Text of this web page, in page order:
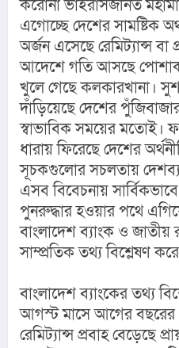
করোনা ভাইরাসজনিত
এগোচ্ছে দেশের সামষ্টিক
অর্জন এসেছে রেমিট্যান্স
আদেশে গতি আসছে
খুলে গেছে কলকারখানা।
দাঁড়িয়েছে দেশের
স্বাভাবিক সময়ের মতোই।
ধারায় ফিরেছে দেশের
সূচকগুলোর সচলতায়
এসব বিবেচনায়
পুনরুদ্ধার হওয়ার পথে
বাংলাদেশ ব্যাংক ও জাতীয়
সাম্প্রতিক তথ্য বিশ্লেষণ
বাংলাদেশ ব্যাংকের তথ্য
আগস্ট মাসে আগের
রেমিট্যান্স প্রবাহ বেড়েছে